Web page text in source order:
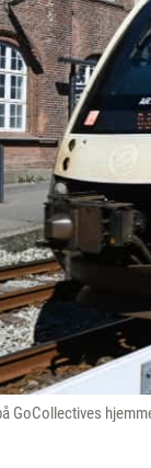
GoCollectives